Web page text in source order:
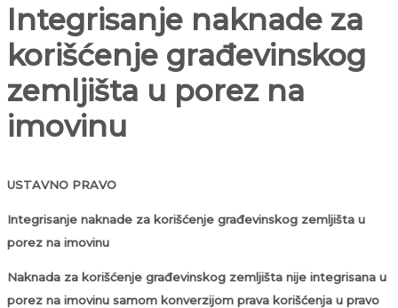
Integrisanje naknade za
korišćenje građevinskog
zemljišta u porez na
imovinu
USTAVNO PRAVO
Integrisanje naknade za korišćenje građevinskog zemljišta u
porez na imovinu
Naknada za korišćenje građevinskog zemljišta nije integrisana u
porez na imovinu samom konverzijom prava korišćenja u pravo